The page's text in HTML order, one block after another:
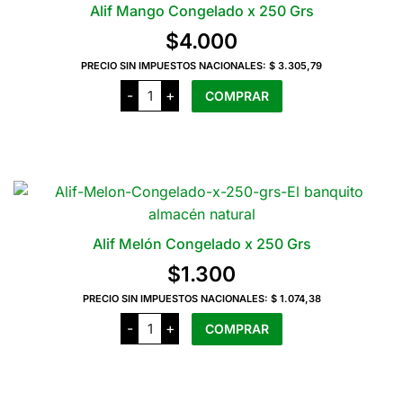
Alif Mango Congelado x 250 Grs
$4.000
PRECIO SIN IMPUESTOS NACIONALES: $ 3.305,79
-
Alif
Mango
Congelado
+ COMPRAR
Alif Melón Congelado x 250 Grs
$1.300
PRECIO SIN IMPUESTOS NACIONALES: $ 1.074,38
-
Alif
Melón
Congelado
+ COMPRAR